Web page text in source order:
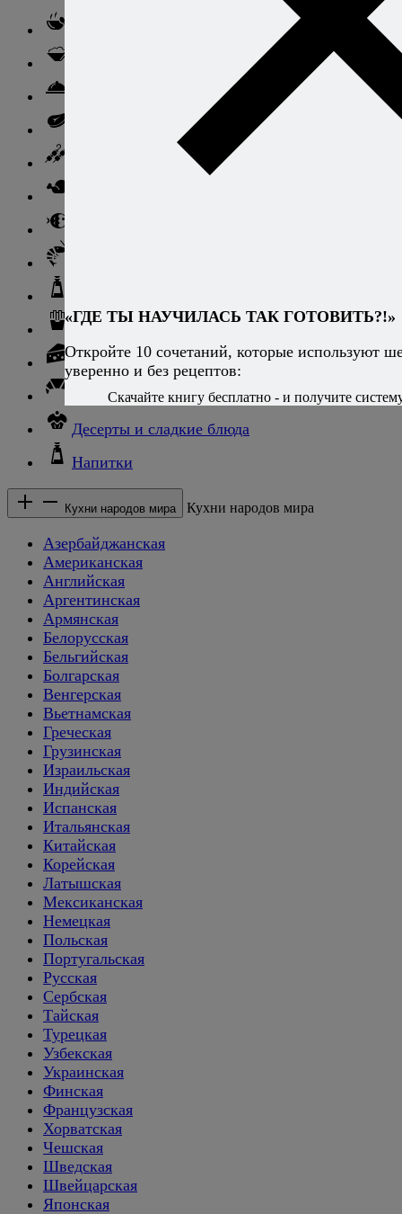
Гарниры
Сыры
Хлеб и выпечка
Десерты и сладкие блюда
Напитки
Кухни народов мира Кухни народов мира
Азербайджанская
Американская
Английская
Аргентинская
Армянская
Белорусская
Бельгийская
Болгарская
Венгерская
Вьетнамская
Греческая
Грузинская
Израильская
Индийская
Испанская
Итальянская
Китайская
Корейская
Латышская
Мексиканская
Немецкая
Польская
Португальская
Русская
Сербская
Тайская
Турецкая
Узбекская
Украинская
Финская
Французская
Хорватская
Чешская
Шведская
Швейцарская
Японская
«ГДЕ ТЫ НАУЧИЛАСЬ ТАК ГОТОВИТЬ?!»
Откройте 10 сочетаний, которые используют
уверенно и без рецептов:
Скачайте книгу бесплатно - и получите